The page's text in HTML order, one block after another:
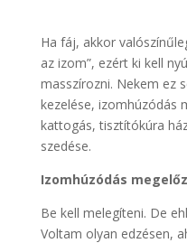
Ha fáj, akkor
az izom”, ezért ki kell
masszírozni. Nekem ez
kezelése, izomhúzódás
kattogás, tisztítókúra
szedése.
Izomhúzódás
Be kell melegíteni. De
Voltam olyan edzésen,